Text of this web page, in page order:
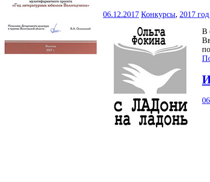
06.12.2017 Конкурсы, 2017
В